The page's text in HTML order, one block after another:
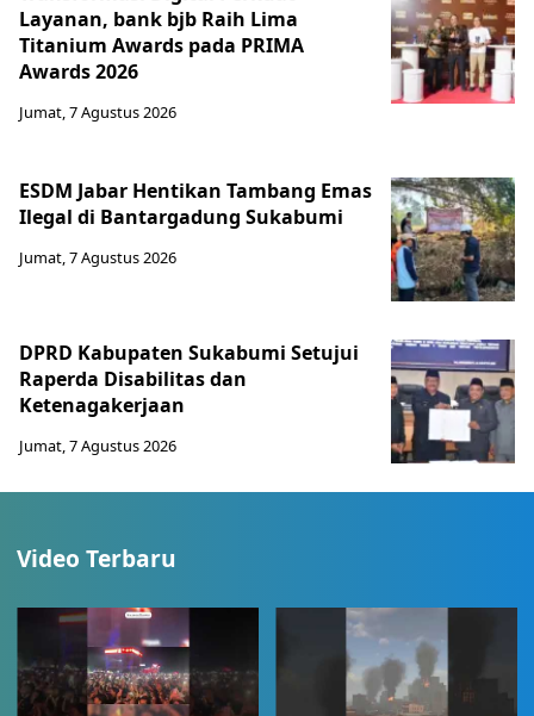
Layanan, bank bjb Raih Lima
Titanium Awards pada PRIMA
Awards 2026
Jumat, 7 Agustus 2026
ESDM Jabar Hentikan Tambang Emas
Ilegal di Bantargadung Sukabumi
Jumat, 7 Agustus 2026
DPRD Kabupaten Sukabumi Setujui
Raperda Disabilitas dan
Ketenagakerjaan
Jumat, 7 Agustus 2026
Video Terbaru